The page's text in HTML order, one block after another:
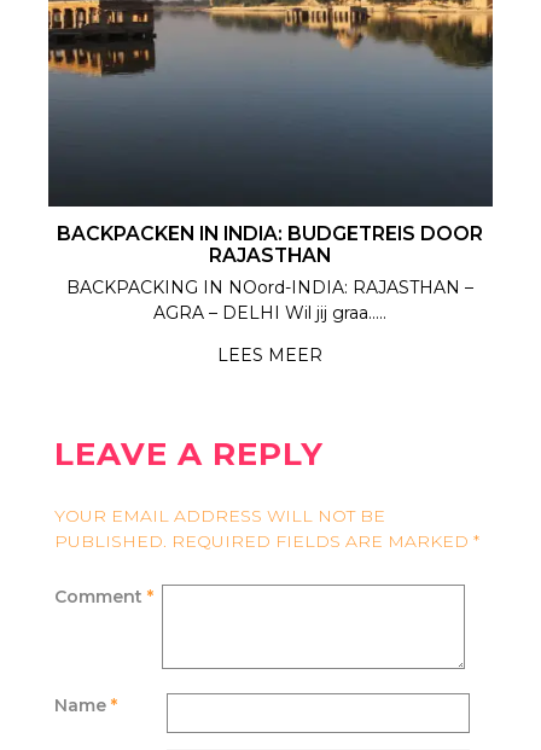
BACKPACKEN IN INDIA: BUDGETREIS DOOR
RAJASTHAN
BACKPACKING IN NOord-INDIA: RAJASTHAN –
AGRA – DELHI Wil jij graa.....
LEES MEER
LEAVE A REPLY
YOUR EMAIL ADDRESS WILL NOT BE
PUBLISHED. REQUIRED FIELDS ARE MARKED *
Comment *
Name *